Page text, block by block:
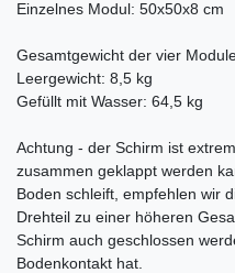
Einzelnes Modul: 50x50x8 cm
Gesamtgewicht der vier
Leergewicht: 8,5 kg
Gefüllt mit Wasser: 64,5 kg
Achtung - der Schirm ist
zusammen geklappt werden
Boden schleift, empfehlen wir
Drehteil zu einer höheren
Schirm auch geschlossen
Bodenkontakt hat.